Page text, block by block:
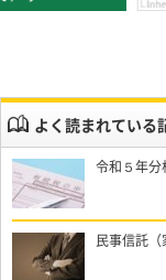
よく読まれている
令和５年
民事信託